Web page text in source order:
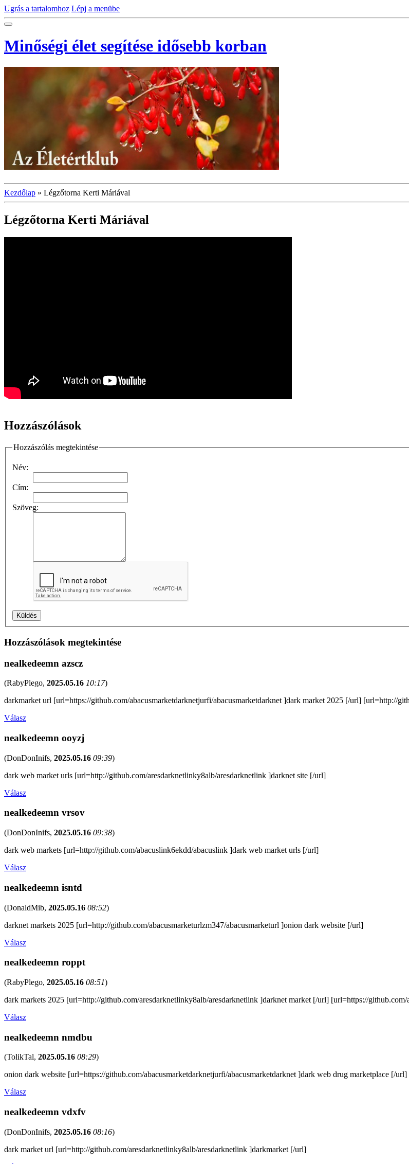
Ugrás a tartalomhoz Lépj a menübe
Minőségi élet segítése idősebb korban
Kezdőlap » Légzőtorna Kerti Máriával
Légzőtorna Kerti Máriával
Hozzászólások
Hozzászólás megtekintése
Név:
Cím:
Szöveg:
Hozzászólások megtekintése
nealkedeemn azscz
(RabyPlego, 2025.05.16 10:17)
darkmarket url [url=https://github.com/abacusmarketdarknetjurfi/abacusmarketdarknet ]dark market 2025 [/url] [url=http://
Válasz
nealkedeemn ooyzj
(DonDonInifs, 2025.05.16 09:39)
dark web market urls [url=http://github.com/aresdarknetlinky8alb/aresdarknetlink ]darknet site [/url]
Válasz
nealkedeemn vrsov
(DonDonInifs, 2025.05.16 09:38)
dark web markets [url=http://github.com/abacuslink6ekdd/abacuslink ]dark web market urls [/url]
Válasz
nealkedeemn isntd
(DonaldMib, 2025.05.16 08:52)
darknet markets 2025 [url=http://github.com/abacusmarketurlzm347/abacusmarketurl ]onion dark website [/url]
Válasz
nealkedeemn roppt
(RabyPlego, 2025.05.16 08:51)
dark markets 2025 [url=http://github.com/aresdarknetlinky8alb/aresdarknetlink ]darknet market [/url] [url=https://
Válasz
nealkedeemn nmdbu
(TolikTal, 2025.05.16 08:29)
onion dark website [url=https://github.com/abacusmarketdarknetjurfi/abacusmarketdarknet ]dark web drug marketplace [/url]
Válasz
nealkedeemn vdxfv
(DonDonInifs, 2025.05.16 08:16)
dark market url [url=http://github.com/aresdarknetlinky8alb/aresdarknetlink ]darkmarket [/url]